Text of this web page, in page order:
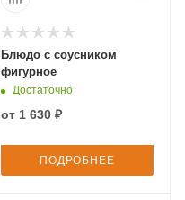
Блюдо с соусником
фигурное
Достаточно
от 1 630 ₽
ПОДРОБНЕЕ